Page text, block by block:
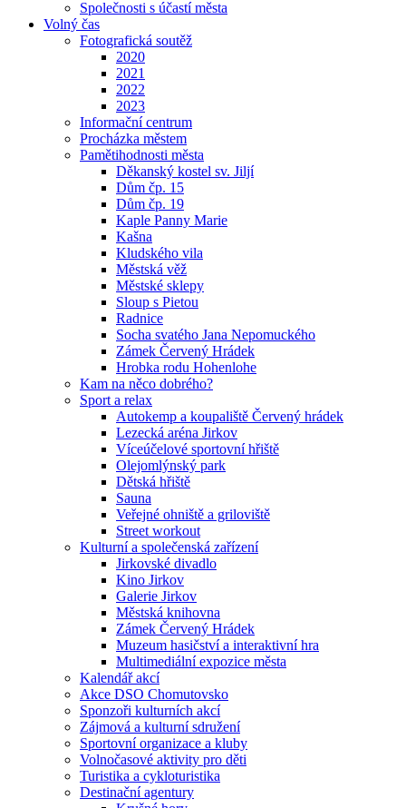
Společnosti s účastí města
Volný čas
Fotografická soutěž
2020
2021
2022
2023
Informační centrum
Procházka městem
Pamětihodnosti města
Děkanský kostel sv. Jiljí
Dům čp. 15
Dům čp. 19
Kaple Panny Marie
Kašna
Kludského vila
Městská věž
Městské sklepy
Sloup s Pietou
Radnice
Socha svatého Jana Nepomuckého
Zámek Červený Hrádek
Hrobka rodu Hohenlohe
Kam na něco dobrého?
Sport a relax
Autokemp a koupaliště Červený hrádek
Lezecká aréna Jirkov
Víceúčelové sportovní hřiště
Olejomlýnský park
Dětská hřiště
Sauna
Veřejné ohniště a griloviště
Street workout
Kulturní a společenská zařízení
Jirkovské divadlo
Kino Jirkov
Galerie Jirkov
Městská knihovna
Zámek Červený Hrádek
Muzeum hasičství a interaktivní hra
Multimediální expozice města
Kalendář akcí
Akce DSO Chomutovsko
Sponzoři kulturních akcí
Zájmová a kulturní sdružení
Sportovní organizace a kluby
Volnočasové aktivity pro děti
Turistika a cykloturistika
Destinační agentury